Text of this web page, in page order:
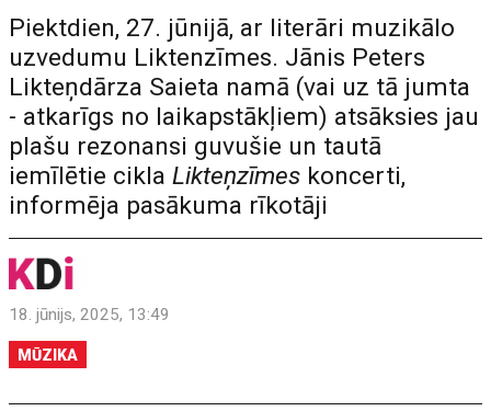
Piektdien, 27. jūnijā, ar literāri muzikālo
uzvedumu Liktenzīmes. Jānis Peters
Likteņdārza Saieta namā (vai uz tā jumta
- atkarīgs no laikapstākļiem) atsāksies jau
plašu rezonansi guvušie un tautā
iemīlētie ciklaLikteņzīmes koncerti,
informēja pasākuma rīkotāji
18. jūnijs, 2025, 13:49
MŪZIKA